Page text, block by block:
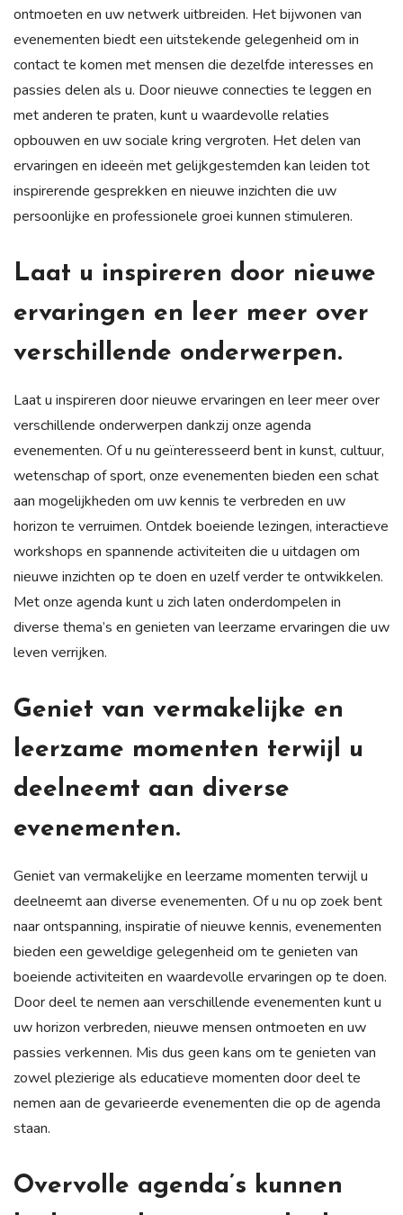
ontmoeten en uw netwerk uitbreiden. Het bijwonen van
evenementen biedt een uitstekende gelegenheid om in
contact te komen met mensen die dezelfde interesses en
passies delen als u. Door nieuwe connecties te leggen en
met anderen te praten, kunt u waardevolle relaties
opbouwen en uw sociale kring vergroten. Het delen van
ervaringen en ideeën met gelijkgestemden kan leiden tot
inspirerende gesprekken en nieuwe inzichten die uw
persoonlijke en professionele groei kunnen stimuleren.
Laat u inspireren door nieuwe
ervaringen en leer meer over
verschillende onderwerpen.
Laat u inspireren door nieuwe ervaringen en leer meer over
verschillende onderwerpen dankzij onze agenda
evenementen. Of u nu geïnteresseerd bent in kunst, cultuur,
wetenschap of sport, onze evenementen bieden een schat
aan mogelijkheden om uw kennis te verbreden en uw
horizon te verruimen. Ontdek boeiende lezingen, interactieve
workshops en spannende activiteiten die u uitdagen om
nieuwe inzichten op te doen en uzelf verder te ontwikkelen.
Met onze agenda kunt u zich laten onderdompelen in
diverse thema’s en genieten van leerzame ervaringen die uw
leven verrijken.
Geniet van vermakelijke en
leerzame momenten terwijl u
deelneemt aan diverse
evenementen.
Geniet van vermakelijke en leerzame momenten terwijl u
deelneemt aan diverse evenementen. Of u nu op zoek bent
naar ontspanning, inspiratie of nieuwe kennis, evenementen
bieden een geweldige gelegenheid om te genieten van
boeiende activiteiten en waardevolle ervaringen op te doen.
Door deel te nemen aan verschillende evenementen kunt u
uw horizon verbreden, nieuwe mensen ontmoeten en uw
passies verkennen. Mis dus geen kans om te genieten van
zowel plezierige als educatieve momenten door deel te
nemen aan de gevarieerde evenementen die op de agenda
staan.
Overvolle agenda’s kunnen